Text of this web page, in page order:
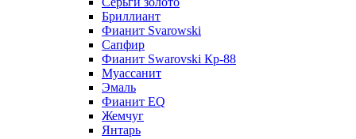
Бриллиант
Фианит Svarowski
Сапфир
Фианит Swarovski Кр-88
Муассанит
Эмаль
Фианит EQ
Жемчуг
Янтарь